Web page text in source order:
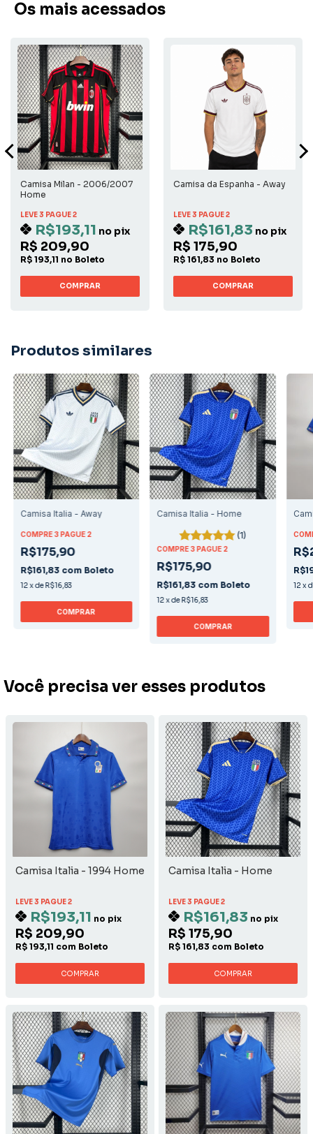
Os mais acessados
Camisa Milan - 2006/2007
Home
LEVE 3 PAGUE 2
R$193,11 no pix
R$ 209,90
R$ 193,11 no Boleto
COMPRAR
Camisa da Espanha - Away
LEVE 3 PAGUE 2
R$161,83 no pix
R$ 175,90
R$ 161,83 no Boleto
COMPRAR
Produtos similares
Camisa Italia - Away
COMPRE 3 PAGUE 2
R$175,90
R$161,83 com Boleto
12xde R$16,83
COMPRAR
Camisa Italia - Home
(1)
COMPRE 3 PAGUE 2
R$175,90
R$161,83 com Boleto
12xde R$16,83
COMPRAR
12 x
Você precisa ver esses produtos
Camisa Italia - 1994 Home
LEVE 3 PAGUE 2
R$193,11 no pix
R$ 209,90
R$ 193,11 com Boleto
COMPRAR
Camisa Italia - Home
LEVE 3 PAGUE 2
R$161,83 no pix
R$ 175,90
R$ 161,83 com Boleto
COMPRAR